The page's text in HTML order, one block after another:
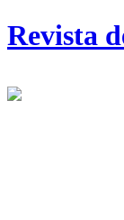
Revista